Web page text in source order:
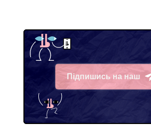
Підпишись на наш
Telegram